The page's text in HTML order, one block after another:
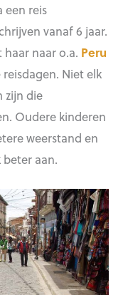
een reis
vanaf 6 jaar.
haar naar o.a. Peru
Niet elk
zijn die
Oudere kinderen
weerstand en
aan.